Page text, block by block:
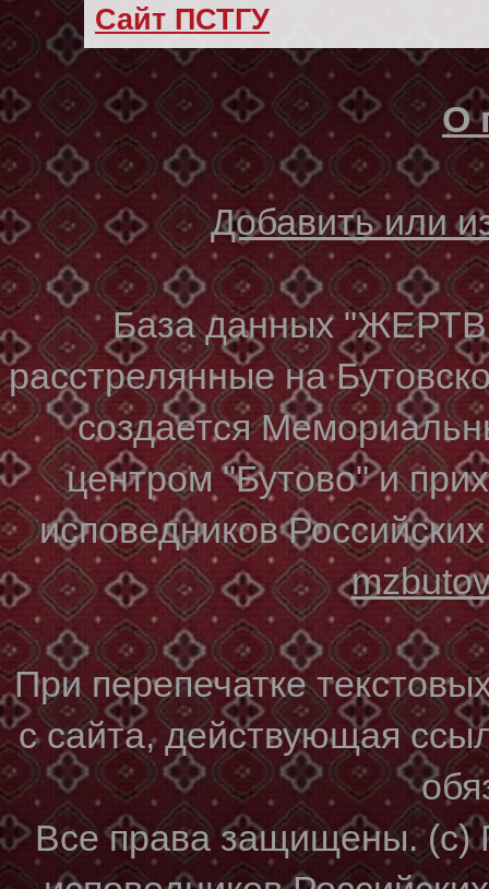
Сайт ПСТГУ
О
Добавить или
База данных
расстрелянные на
создается
центром "Бутово" и
исповедников
При перепечатке
с сайта, действующая
Все права защищены. (с)